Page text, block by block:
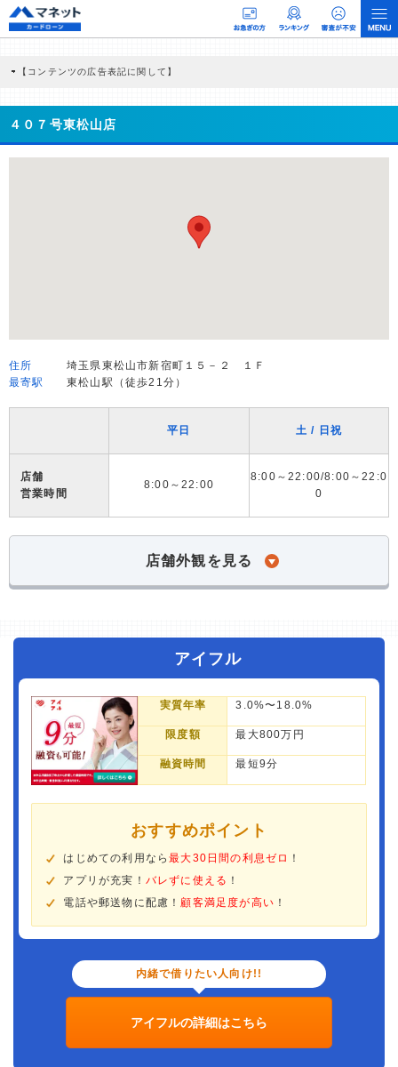
【コンテンツの広告表記に関して】
商品を根拠なくPRするものではなく、当編集部の調査／ユーザーへの口コミ収集な
どに基づき、公平性を担保した情報提供を行っています。
>提携企業一覧
４０７号東松山店
住所
埼玉県東松山市新宿町１５－２ １Ｆ
最寄駅
東松山駅（徒歩21分）
平日 土 / 日祝
店舗
営業時間
8:00～22:00
8:00～22:00/8:00～22:0
0
店舗外観を見る
アイフル
実質年率 3.0%〜18.0%
限度額 最大800万円
融資時間 最短9分
おすすめポイント
はじめての利用なら最大30日間の利息ゼロ ！
アプリが充実！ バレずに使える ！
電話や郵送物に配慮！顧客満足度が高い ！
内緒で借りたい人向け!!
アイフルの詳細はこちら